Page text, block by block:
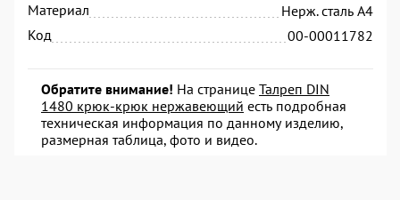
Материал
Нерж. сталь А4
Код
00-00011782
Обратите внимание! На странице Талреп DIN
1480 крюк-крюк нержавеющий есть подробная
техническая информация по данному изделию,
размерная таблица, фото и видео.